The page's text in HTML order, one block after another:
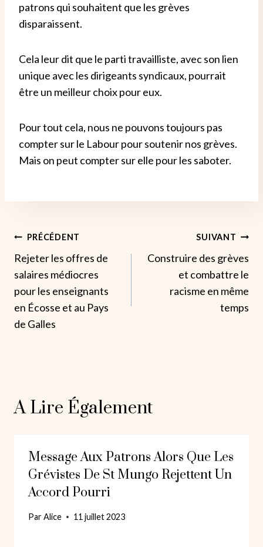
patrons qui souhaitent que les grèves
disparaissent.
Cela leur dit que le parti travailliste, avec son lien
unique avec les dirigeants syndicaux, pourrait
être un meilleur choix pour eux.
Pour tout cela, nous ne pouvons toujours pas
compter sur le Labour pour soutenir nos grèves.
Mais on peut compter sur elle pour les saboter.
Navigation
De
L’article
PRÉCÉDENT
Rejeter les offres de
salaires médiocres
pour les enseignants
en Écosse et au Pays
de Galles
SUIVANT
Construire des grèves
et combattre le
racisme en même
temps
A Lire Également
Message Aux Patrons Alors Que Les
Grévistes De St Mungo Rejettent Un
Accord Pourri
ParAlice 11 juillet 2023